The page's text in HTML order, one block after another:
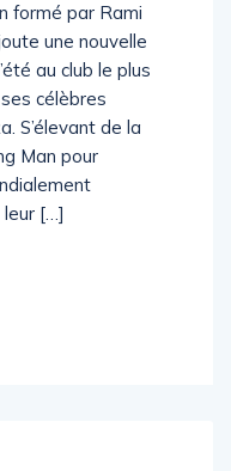
formé par Rami
une nouvelle
au club le plus
célèbres
S’élevant de la
Man pour
leur […]